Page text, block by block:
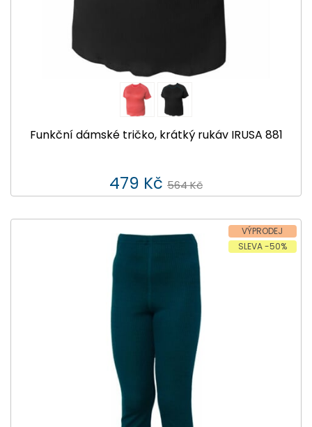
Funkční dámské tričko, krátký rukáv IRUSA 881
479 Kč 564 Kč
VÝPRODEJ
SLEVA -50%